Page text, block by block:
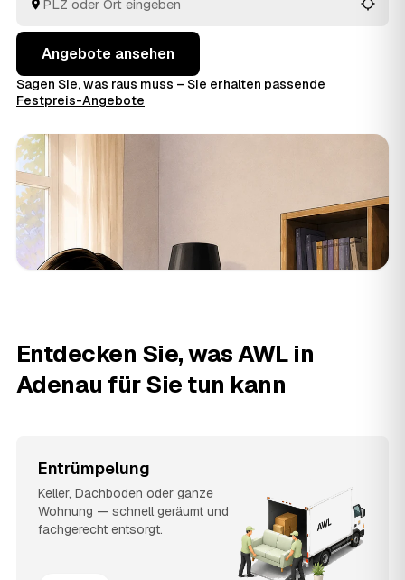
entsorgt.
Angebote ansehen
Sagen Sie, was raus muss – Sie erhalten passende
Festpreis-Angebote
Entdecken Sie, was AWL in
Adenau für Sie tun kann
Entrümpelung
Keller, Dachboden oder ganze
Wohnung — schnell geräumt und
fachgerecht entsorgt.